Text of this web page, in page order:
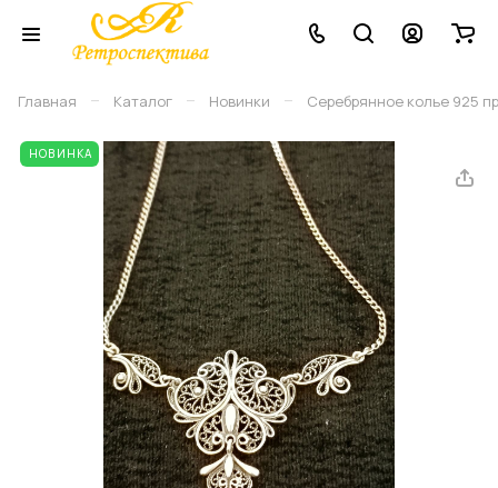
Главная – Каталог – Новинки – Серебрянное колье 925
НОВИНКА